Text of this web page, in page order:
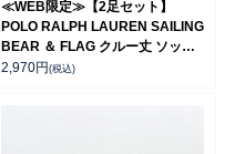
≪WEB限定≫【2足セット】
POLO RALPH LAUREN SAILING
BEAR ＆ FLAG クルー丈 ソック
ス キッズ 94821200
2,970円(税込)